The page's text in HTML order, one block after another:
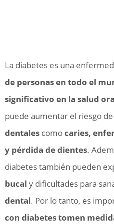
La diabetes es una
de personas en todo el
significativo en la salud
puede aumentar el riesgo
dentales comocaries,
y pérdida de dientes.
diabetes también pueden
bucal y dificultades para
dental. Por lo tanto, es
con diabetes tomen